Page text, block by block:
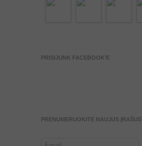
PRISIJUNK FACEBOOK’E
PRENUMERUOKITE NAUJUS ĮRAŠUS